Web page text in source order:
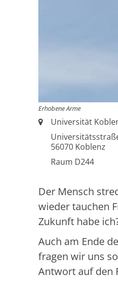
Erhobene Arme
Ort:Universität
56070 Koblenz
Raum D244
Der Mensch
wieder tauchen
Zukunft habe
Auch am Ende
fragen wir uns
Antwort auf den